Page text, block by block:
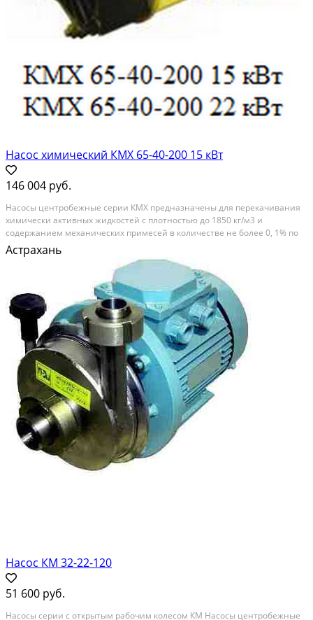
Насос химический КМХ 65-40-200 15 кВт
146 004 руб.
Насосы центробежные серии КМХ предназначены для перекачивания
химически активных жидкостей с плотностью до 1850 кг/м3 и
содержанием механических примесей в количестве не более 0, 1% по
массе с размером частиц не более 0, 2 мм. Кинематическая вязкость
перекачиваемой жидкости не более 30 сСт....
Астрахань
Насос КМ 32-22-120
51 600 руб.
Насосы серии с открытым рабочим колесом КМ Насосы центробежные